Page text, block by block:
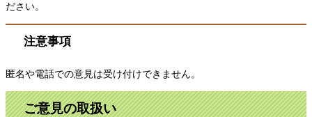
ださい。
注意事項
匿名や電話での意見は受け付けできません。
ご意見の取扱い